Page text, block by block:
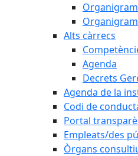
Alts càrrecs
Agenda
Decrets
Agenda de la
Codi de
Portal
Empleats/des
Òrgans